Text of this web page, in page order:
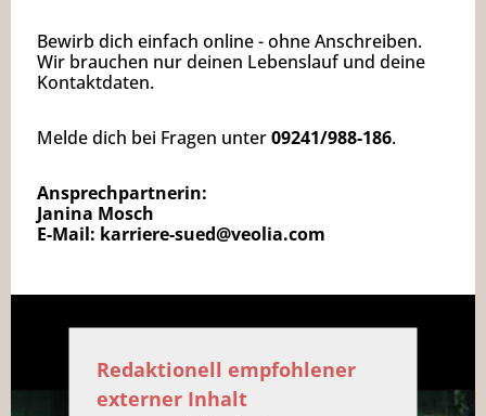
Bewirb dich einfach online - ohne Anschreiben.
Wir brauchen nur deinen Lebenslauf und deine
Kontaktdaten.
Melde dich bei Fragen unter09241/988-186.
Ansprechpartnerin:
Janina Mosch
E-Mail: karriere-sued@veolia.com
Redaktionell empfohlener
externer Inhalt